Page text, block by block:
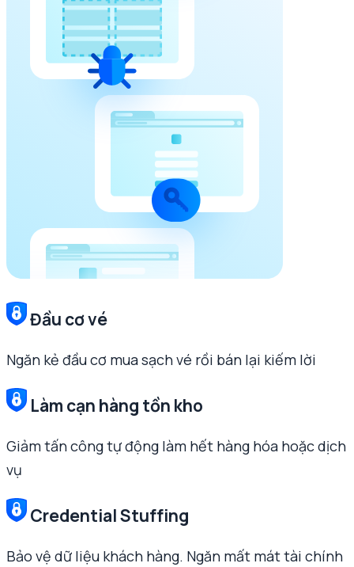
Đầu cơ vé
Ngăn kẻ đầu cơ mua sạch vé rồi bán lại kiếm lời
Làm cạn hàng tồn kho
Giảm tấn công tự động làm hết hàng hóa hoặc dịch
vụ
Credential Stuffing
Bảo vệ dữ liệu khách hàng. Ngăn mất mát tài chính